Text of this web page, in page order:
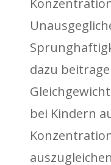
dazu
bei Kindern